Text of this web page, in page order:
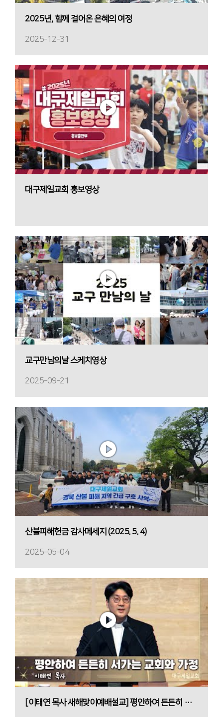
2025년, 함께 걸어온 은혜의 여정
2025-12-31
대구제일교회 홍보영상
교구만남의날 스케치영상
2025-09-21
산불피해헌금 감사메세지 (2025. 5. 4)
2025-05-04
[이태연 목사 새해맞이예배설교] 평안하여 든든히 서가는 교회와 가정 (행9:10-31)